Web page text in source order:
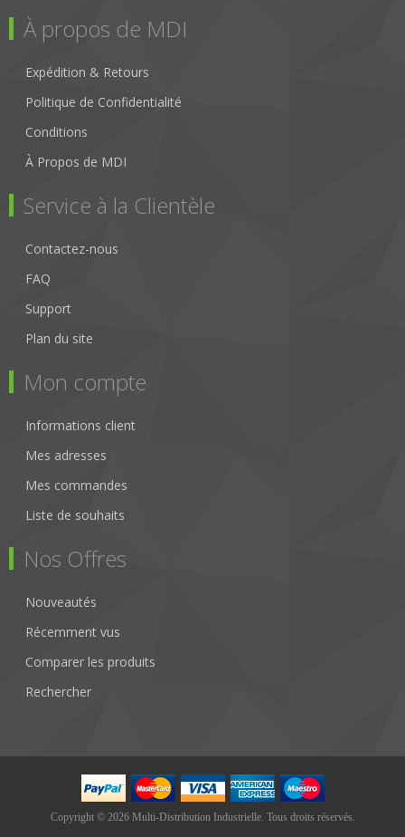
À propos de MDI
Expédition & Retours
Politique de Confidentialité
Conditions
À Propos de MDI
Service à la Clientèle
Contactez-nous
FAQ
Support
Plan du site
Mon compte
Informations client
Mes adresses
Mes commandes
Liste de souhaits
Nos Offres
Nouveautés
Récemment vus
Comparer les produits
Rechercher
Copyright © 2026 Multi-Distribution Industrielle. Tous droits réservés.